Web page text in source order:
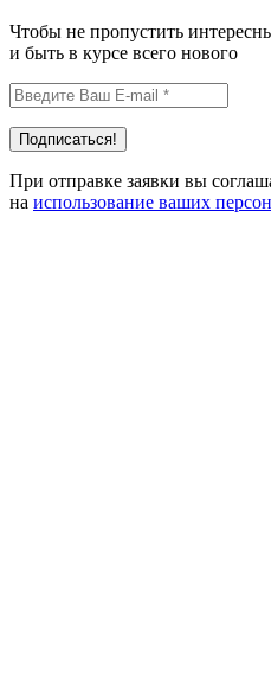
Чтобы не пропустить
и быть в курсе всего нового
При отправке заявки вы
на использование ваших